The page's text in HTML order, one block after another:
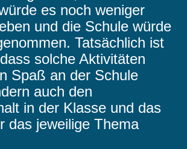
es noch weniger
und die Schule würde
Tatsächlich ist
solche Aktivitäten
Spaß an der Schule
auch den
in der Klasse und das
das jeweilige Thema